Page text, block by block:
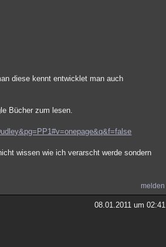
diese kennt entwicklet man auch
Bücher zum lesen.
wissen wie ich verarscht werde sondern
melden
08.01.2011 um 02:41